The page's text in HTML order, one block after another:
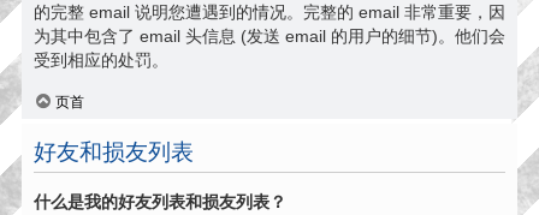
的完整 email 说明您遭遇到的情况。完整的 email 非常重要，因
为其中包含了 email 头信息 (发送 email 的用户的细节)。他们会
受到相应的处罚。
页首
好友和损友列表
什么是我的好友列表和损友列表？